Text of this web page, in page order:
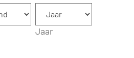
Jaar